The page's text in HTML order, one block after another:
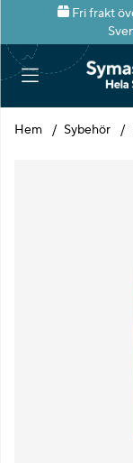
Fri frakt
Hem Sybehör